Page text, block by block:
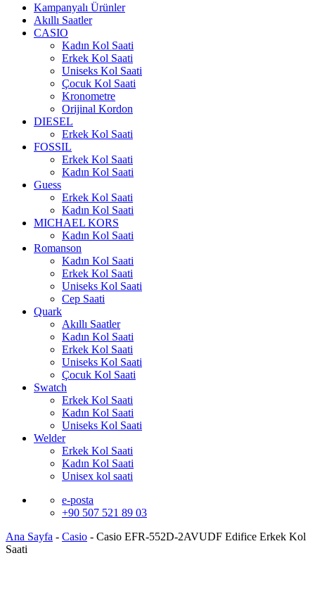
Kampanyalı Ürünler
Akıllı Saatler
CASIO
Kadın Kol Saati
Erkek Kol Saati
Uniseks Kol Saati
Çocuk Kol Saati
Kronometre
Orijinal Kordon
DIESEL
Erkek Kol Saati
FOSSIL
Erkek Kol Saati
Kadın Kol Saati
Guess
Erkek Kol Saati
Kadın Kol Saati
MICHAEL KORS
Kadın Kol Saati
Romanson
Kadın Kol Saati
Erkek Kol Saati
Uniseks Kol Saati
Cep Saati
Quark
Akıllı Saatler
Kadın Kol Saati
Erkek Kol Saati
Uniseks Kol Saati
Çocuk Kol Saati
Swatch
Erkek Kol Saati
Kadın Kol Saati
Uniseks Kol Saati
Welder
Erkek Kol Saati
Kadın Kol Saati
Unisex kol saati
e-posta
+90 507 521 89 03
Ana Sayfa - Casio - Casio EFR-552D-2AVUDF Edifice Erkek Kol
Saati